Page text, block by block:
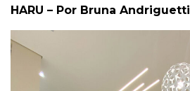
HARU – Por Bruna Andriguetti